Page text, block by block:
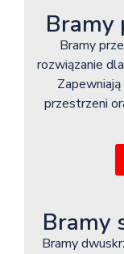
Bramy
Bramy
rozwiązanie
przestrzeni
Bramy
Bramy